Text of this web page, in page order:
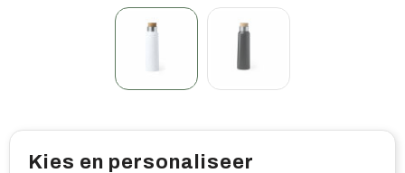
Overige relatiegeschenken
Kies en personaliseer